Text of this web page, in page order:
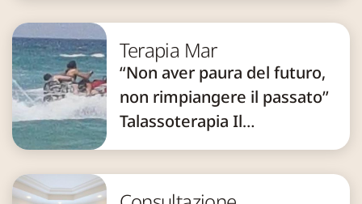
discipline. Questo team
multidisciplinare crea piani
terapeutici individuali in
base alle esigenze cliniche. I
professionisti altamente
sociali. ...
Terapia Mar
“Non aver paura del futuro,
non rimpiangere il passato”
Talassoterapia Il
Mediterraneo non è solo
una delle risorse più potenti
e naturali della Terra, è